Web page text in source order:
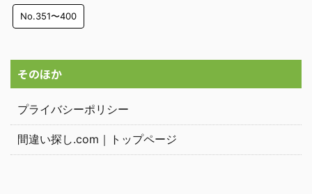
No.351〜400
そのほか
プライバシーポリシー
間違い探し.com｜トップページ